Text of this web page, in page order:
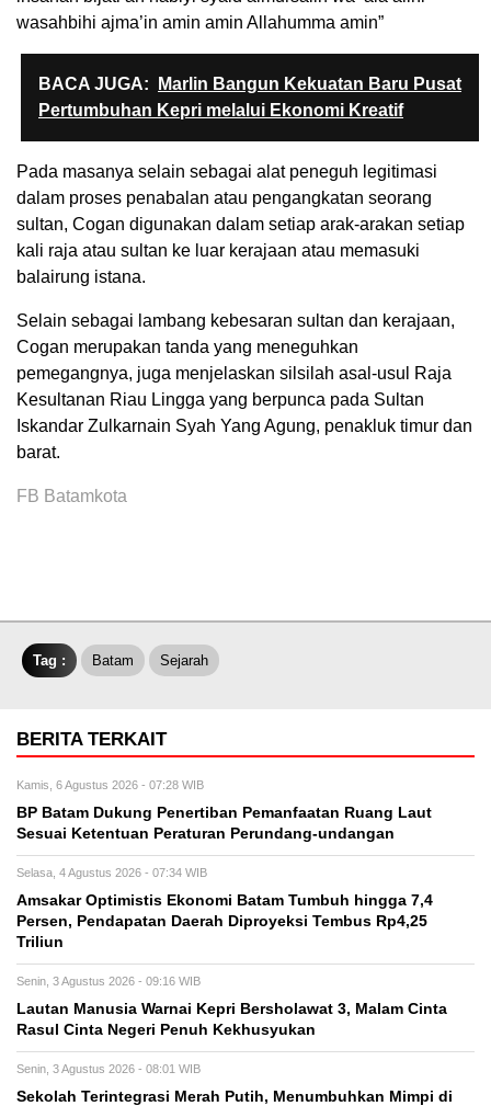
wasahbihi ajma’in amin amin Allahumma amin”
BACA JUGA:
Marlin Bangun Kekuatan Baru Pusat
Pertumbuhan Kepri melalui Ekonomi Kreatif
Pada masanya selain sebagai alat peneguh legitimasi
dalam proses penabalan atau pengangkatan seorang
sultan, Cogan digunakan dalam setiap arak-arakan setiap
kali raja atau sultan ke luar kerajaan atau memasuki
balairung istana.
Selain sebagai lambang kebesaran sultan dan kerajaan,
Cogan merupakan tanda yang meneguhkan
pemegangnya, juga menjelaskan silsilah asal-usul Raja
Kesultanan Riau Lingga yang berpunca pada Sultan
Iskandar Zulkarnain Syah Yang Agung, penakluk timur dan
barat.
FB Batamkota
Tag : Batam Sejarah
BERITA TERKAIT
Kamis, 6 Agustus 2026 - 07:28 WIB
BP Batam Dukung Penertiban Pemanfaatan Ruang Laut
Sesuai Ketentuan Peraturan Perundang-undangan
Selasa, 4 Agustus 2026 - 07:34 WIB
Amsakar Optimistis Ekonomi Batam Tumbuh hingga 7,4
Persen, Pendapatan Daerah Diproyeksi Tembus Rp4,25
Triliun
Senin, 3 Agustus 2026 - 09:16 WIB
Lautan Manusia Warnai Kepri Bersholawat 3, Malam Cinta
Rasul Cinta Negeri Penuh Kekhusyukan
Senin, 3 Agustus 2026 - 08:01 WIB
Sekolah Terintegrasi Merah Putih, Menumbuhkan Mimpi di